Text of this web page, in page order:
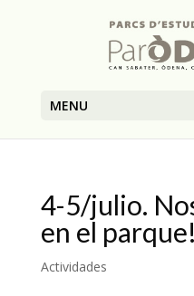
MENU
4-5/julio.
en el parque!
Actividades